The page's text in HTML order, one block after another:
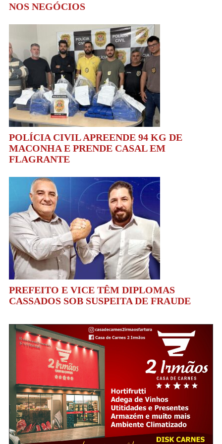
NOS NEGÓCIOS
POLÍCIA CIVIL APREENDE 94 KG DE
MACONHA E PRENDE CASAL EM
FLAGRANTE
PREFEITO E VICE TÊM DIPLOMAS
CASSADOS SOB SUSPEITA DE FRAUDE